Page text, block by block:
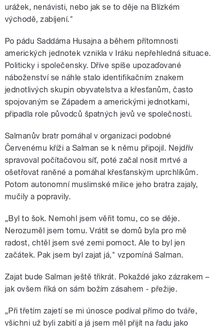
urážek, nenávisti, nebo jak se to děje na Blízkém
východě, zabíjení."
Po pádu Saddáma Husajna a během přítomnosti
amerických jednotek vznikla v Iráku nepřehledná situace.
Politicky i společensky. Dříve spíše upozaďované
náboženství se náhle stalo identifikačním znakem
jednotlivých skupin obyvatelstva a křesťanům, často
spojovaným se Západem a americkými jednotkami,
připadla role původců špatných jevů ve společnosti.
Salmanův bratr pomáhal v organizaci podobné
Červenému kříži a Salman se k němu připojil. Nejdřív
spravoval počítačovou síť, poté začal nosit mrtvé a
ošetřovat raněné a pomáhal křesťanským uprchlíkům.
Potom autonomní muslimské milice jeho bratra zajaly,
mučily a popravily.
„Byl to šok. Nemohl jsem věřit tomu, co se děje.
Nerozuměl jsem tomu. Vrátit se domů byla pro mě
radost, chtěl jsem své zemi pomoct. Ale to byl jen
začátek. Pak jsem byl zajat já," vzpomíná Salman.
Zajat bude Salman ještě třikrát. Pokaždé jako zázrakem –
jak ovšem říká on sám božím zásahem - přežije.
„Při třetím zajetí se mi únosce podíval přímo do tváře,
všichni už byli zabití a já jsem měl přijít na řadu jako